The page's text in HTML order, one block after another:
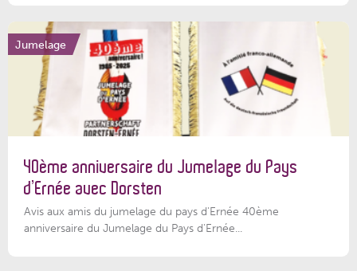
Jumelage
40ème anniversaire du Jumelage du Pays
d’Ernée avec Dorsten
Avis aux amis du jumelage du pays d'Ernée 40ème
anniversaire du Jumelage du Pays d'Ernée...